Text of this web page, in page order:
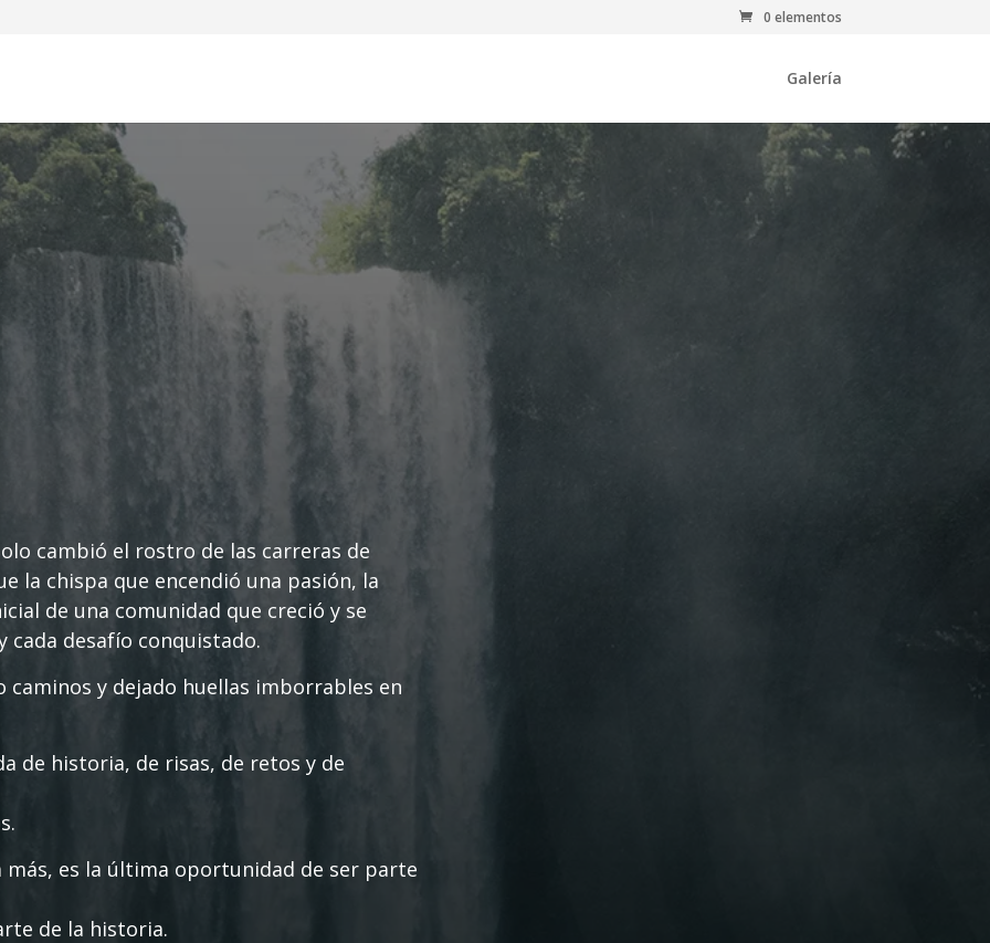
0 elementos
Galería
cambió el rostro de las carreras de
la chispa que encendió una pasión, la
de una comunidad que creció y se
desafío conquistado.
y dejado huellas imborrables en
de historia, de risas, de retos y de
más, es la última oportunidad de ser parte
de la historia.